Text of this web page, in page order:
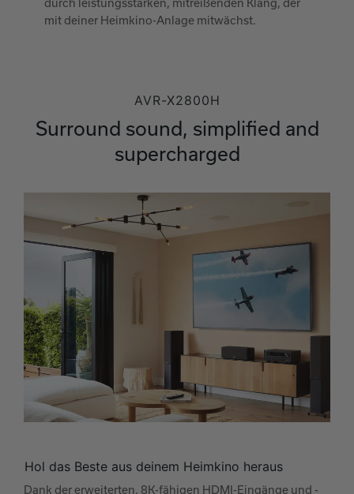
durch leistungsstarken, mitreißenden Klang, der
mit deiner Heimkino-Anlage mitwächst.
AVR-X2800H
Surround sound, simplified and
supercharged
Hol das Beste aus deinem Heimkino heraus
Dank der erweiterten, 8K-fähigen HDMI-Eingänge und -